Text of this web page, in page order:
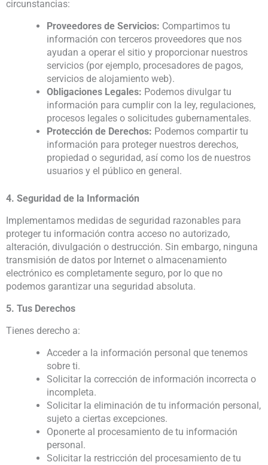
circunstancias:
Proveedores de Servicios: Compartimos tu
información con terceros proveedores que nos
ayudan a operar el sitio y proporcionar nuestros
servicios (por ejemplo, procesadores de pagos,
servicios de alojamiento web).
Obligaciones Legales: Podemos divulgar tu
información para cumplir con la ley, regulaciones,
procesos legales o solicitudes gubernamentales.
Protección de Derechos: Podemos compartir tu
información para proteger nuestros derechos,
propiedad o seguridad, así como los de nuestros
usuarios y el público en general.
4. Seguridad de la Información
Implementamos medidas de seguridad razonables para
proteger tu información contra acceso no autorizado,
alteración, divulgación o destrucción. Sin embargo, ninguna
transmisión de datos por Internet o almacenamiento
electrónico es completamente seguro, por lo que no
podemos garantizar una seguridad absoluta.
5. Tus Derechos
Tienes derecho a:
Acceder a la información personal que tenemos
sobre ti.
Solicitar la corrección de información incorrecta o
incompleta.
Solicitar la eliminación de tu información personal,
sujeto a ciertas excepciones.
Oponerte al procesamiento de tu información
personal.
Solicitar la restricción del procesamiento de tu